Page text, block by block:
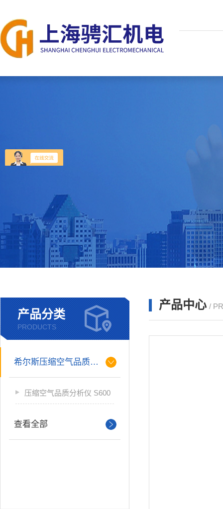
产品分类
PRODUCTS
希尔斯压缩空气品质分析仪
压缩空气品质分析仪 S600
查看全部
产品中心 /